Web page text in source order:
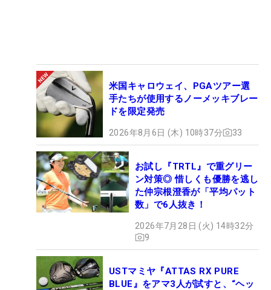
米国キャロウェイ、PGAツアー選
手たちが使用するノーメッキブレー
ドを限定発売
2026年8月6日 (木) 10時37分 33
お試し『TRTL』で重グリー
ン対策◎ 惜しくも優勝を逃し
た仲宗根澄香が「平均パット
数」で6人抜き！
2026年7月28日 (火) 14時32分
9
USTマミヤ『ATTAS RX PURE
BLUE』をアマ3人が試すと、“ヘッ